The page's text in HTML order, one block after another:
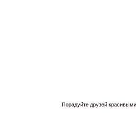
Порадуйте друзей